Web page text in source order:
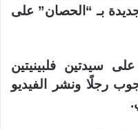
بـ “الحصان” على
سيدتين فلبينيتين
رجلًا ونشر الفيديو